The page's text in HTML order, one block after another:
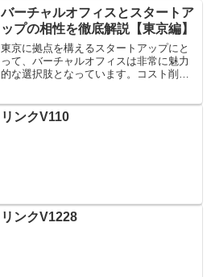
バーチャルオフィスとスタートア
ップの相性を徹底解説【東京編】
東京に拠点を構えるスタートアップにと
って、バーチャルオフィスは非常に魅力
的な選択肢となっています。コスト削減
す。この記事では、東京でのバーチャル
オフィスの利用方法やメリッ...
リンクV110
リンクV1228